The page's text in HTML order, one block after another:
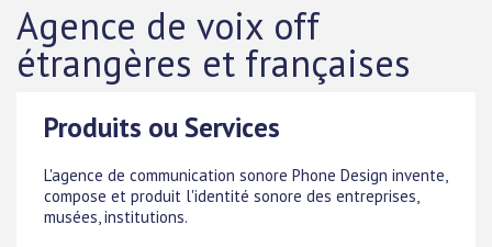
Agence de voix off
étrangères et françaises
Produits ou Services
L'agence de communication sonore Phone Design invente,
compose et produit l'identité sonore des entreprises,
musées, institutions.